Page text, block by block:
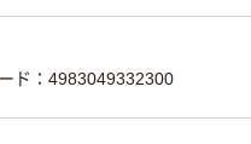
ド：4983049332300